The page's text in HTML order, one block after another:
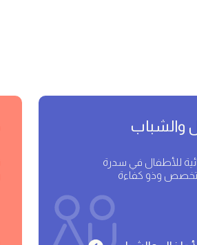
والشباب
للأطفال في سدرة
وذو كفاءة